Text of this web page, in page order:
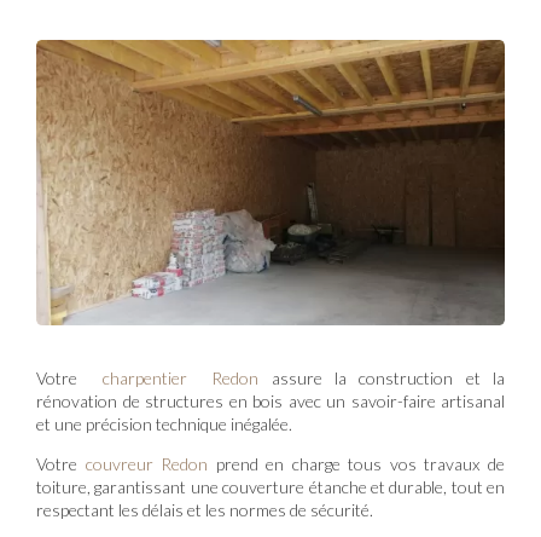
Votre charpentier Redon assure la construction et la
rénovation de structures en bois avec un savoir-faire artisanal
et une précision technique inégalée.
Votre couvreur Redon prend en charge tous vos travaux de
toiture, garantissant une couverture étanche et durable, tout en
respectant les délais et les normes de sécurité.